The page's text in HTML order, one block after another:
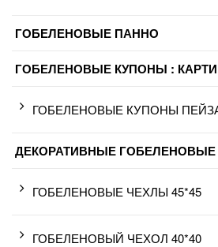
ГОБЕЛЕНОВЫЕ ПАННО
ГОБЕЛЕНОВЫЕ КУПОНЫ :
ГОБЕЛЕНОВЫЕ КУПОНЫ
ДЕКОРАТИВНЫЕ
ГОБЕЛЕНОВЫЕ ЧЕХЛЫ 45*45
ГОБЕЛЕНОВЫЙ ЧЕХОЛ 40*40